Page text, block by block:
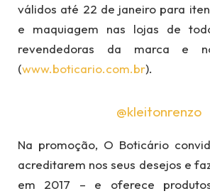
válidos até 22 de janeiro para
e maquiagem nas lojas de
revendedoras da marca e
(www.boticario.com.br).
@kleitonrenzo
Na promoção, O Boticário
acreditarem nos seus desejos e
em 2017 – e oferece